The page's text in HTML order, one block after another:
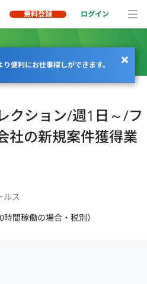
無料登録 ログイン
便利にお仕事探しができます。
クション/週1日～/フ
社の新規案件獲得業
ルス
間稼働の場合・税別）